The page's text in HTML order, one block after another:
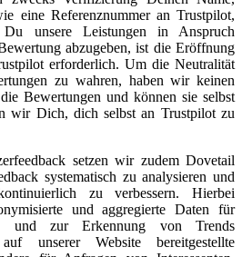
eine Referenznummer an Trustpilot,
Du unsere Leistungen in Anspruch
abzugeben, ist die Eröffnung
erforderlich. Um die Neutralität
zu wahren, haben wir keinen
Bewertungen und können sie selbst
wir Dich, dich selbst an Trustpilot zu
setzen wir zudem Dovetail
systematisch zu analysieren und
zu verbessern. Hierbei
und aggregierte Daten für
und zur Erkennung von Trends
unserer Website bereitgestellte